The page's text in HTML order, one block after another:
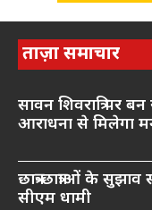
ताज़ा समाचार
सावन शिवरात्रि पर
आराधना से मिलेगा
छात्र-छात्राओं के
सीएम धामी